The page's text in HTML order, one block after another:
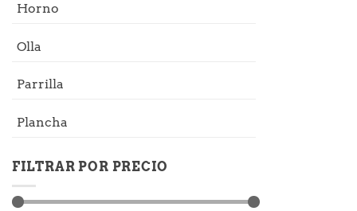
Horno
Olla
Parrilla
Plancha
FILTRAR POR PRECIO